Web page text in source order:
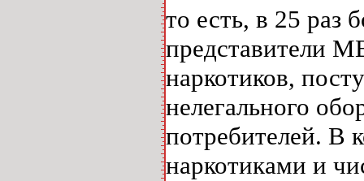
то есть, в 25 раз
представители
наркотиков,
нелегального
потребителей. В
наркотиками и